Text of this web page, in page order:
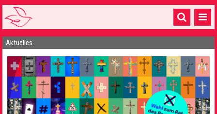
Startseite
1 Pfarrei
16 Gemeinden & mehr
Gottesdienste & Sinnsuche
Aktuelles